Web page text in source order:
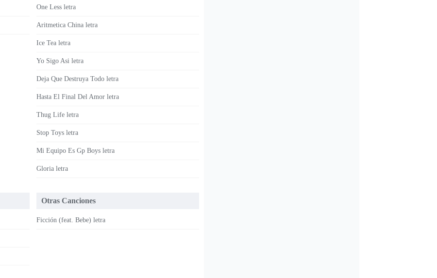
One Less letra
Aritmetica China letra
Ice Tea letra
Yo Sigo Asi letra
Deja Que Destruya Todo letra
Hasta El Final Del Amor letra
Thug Life letra
Stop Toys letra
Mi Equipo Es Gp Boys letra
Gloria letra
Otras Canciones
Ficción (feat. Bebe) letra